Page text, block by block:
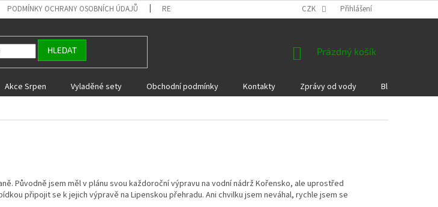
PODMÍNKY OCHRANY OSOBNÍCH ÚDAJŮ REKLAMACE A VRÁCENÍ ZBOŽÍ DÁRKOVÉ POUKAZY
CZK Přihlášení
HLEDAT
NÁKUPNÍ
Prázdný košík
Akce Srpen Vyladěné sety Obchodní podmínky Kontakty Zprávy od vody Blog
Původně jsem měl v plánu svou každoroční výpravu na vodní nádrž Kořensko, ale uprostřed
připojit se k jejich výpravě na Lipenskou přehradu. Ani chvilku jsem neváhal, rychle jsem se